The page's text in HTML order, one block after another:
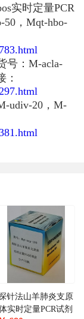
实时定量PCR
50，Mqt-hbo-
号：M-acla-
：
udiv-20，M-
针法山羊肺炎支原
实时定量PCR试剂